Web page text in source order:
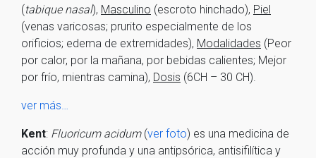
(tabique nasal), Masculino (escroto hinchado), Piel
(venas varicosas; prurito especialmente de los
orificios; edema de extremidades), Modalidades (Peor
por calor, por la mañana, por bebidas calientes; Mejor
por frío, mientras camina), Dosis (6CH – 30 CH).
ver más…
Kent: Fluoricum acidum(ver foto) es una medicina de
acción muy profunda y una antipsórica, antisifilítica y